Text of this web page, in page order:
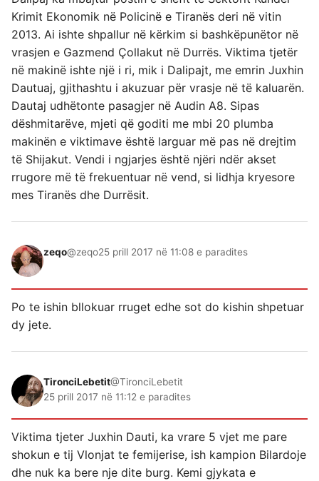
Krimit Ekonomik në Policinë e Tiranës deri në vitin
2013. Ai ishte shpallur në kërkim si bashkëpunëtor në
vrasjen e Gazmend Çollakut në Durrës. Viktima tjetër
në makinë ishte një i ri, mik i Dalipajt, me emrin Juxhin
Dautuaj, gjithashtu i akuzuar për vrasje në të kaluarën.
Dautaj udhëtonte pasagjer në Audin A8. Sipas
dëshmitarëve, mjeti që goditi me mbi 20 plumba
makinën e viktimave është larguar më pas në drejtim
të Shijakut. Vendi i ngjarjes është njëri ndër akset
rrugore më të frekuentuar në vend, si lidhja kryesore
mes Tiranës dhe Durrësit.
zeqo@zeqo25 prill 2017 në 11:08 e paradites
Po te ishin bllokuar rruget edhe sot do kishin shpetuar
dy jete.
TironciLebetit@TironciLebetit
25 prill 2017 në 11:12 e paradites
Viktima tjeter Juxhin Dauti, ka vrare 5 vjet me pare
shokun e tij Vlonjat te femijerise, ish kampion Bilardoje
dhe nuk ka bere nje dite burg. Kemi gjykata e